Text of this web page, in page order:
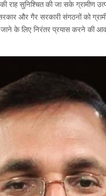
सुनिश्चित की जा सके ग्रामीण
और गैर सरकारी संगठनों को
के लिए निरंतर प्रयास करने की